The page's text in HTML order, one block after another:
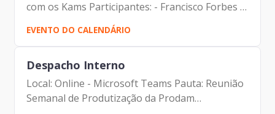
com os Kams Participantes: - Francisco Forbes –
Presidente | Prodam-SP - André Tomiatto de
Oliveira - Assessor da Presidência | Prodam-SP
- Tiago...
EVENTO DO CALENDÁRIO
Despacho Interno
Local: Online - Microsoft Teams Pauta: Reunião
Semanal de Produtização da Prodam